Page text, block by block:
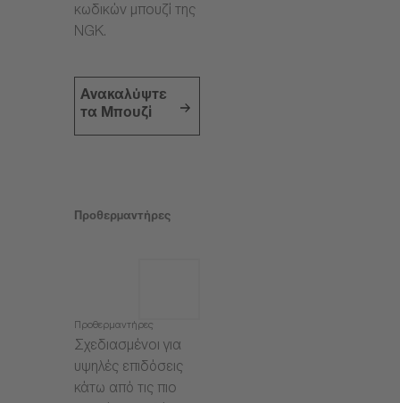
κωδικών μπουζί της
NGK.
Ανακαλύψτε
τα Μπουζί
Προθερμαντήρες
Προθερμαντήρες
Σχεδιασμένοι για
υψηλές επιδόσεις
κάτω από τις πιο